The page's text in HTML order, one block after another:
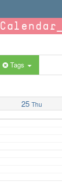
Calendar
Tags
25 Thu